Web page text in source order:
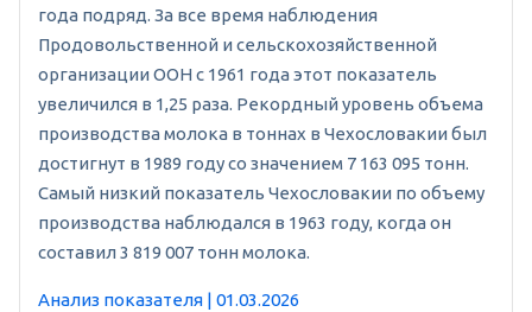
года подряд. За все время наблюдения
Продовольственной и сельскохозяйственной
организации ООН с 1961 года этот показатель
увеличился в 1,25 раза. Рекордный уровень объема
производства молока в тоннах в Чехословакии был
достигнут в 1989 году со значением 7 163 095 тонн.
Самый низкий показатель Чехословакии по объему
производства наблюдался в 1963 году, когда он
составил 3 819 007 тонн молока.
Анализ показателя | 01.03.2026